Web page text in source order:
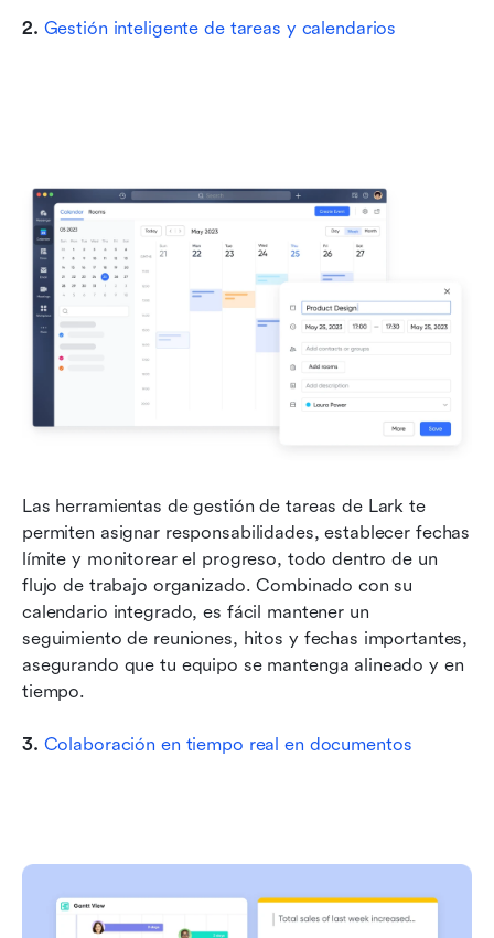
2. Gestión inteligente de tareas y calendarios
Las herramientas de gestión de tareas de Lark te
permiten asignar responsabilidades, establecer fechas
límite y monitorear el progreso, todo dentro de un
flujo de trabajo organizado. Combinado con su
calendario integrado, es fácil mantener un
seguimiento de reuniones, hitos y fechas importantes,
asegurando que tu equipo se mantenga alineado y en
tiempo.
3. Colaboración en tiempo real en documentos